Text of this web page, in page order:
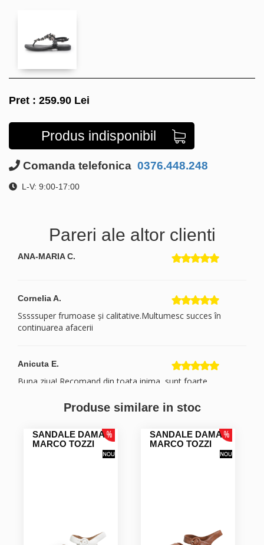
Pret : 259.90 Lei
Produs indisponibil
Comanda telefonica 0376.448.248
L-V: 9:00-17:00
Pareri ale altor clienti
ANA-MARIA C.
Cornelia A.
Sssssuper frumoase și calitative.Multumesc succes în
continuarea afacerii
Anicuta E.
Buna ziua! Recomand din toata inima, sunt foarte
Cretu C.
Produse similare in stoc
SANDALE DAMA
MARCO TOZZI
SANDALE DAMA
MARCO TOZZI